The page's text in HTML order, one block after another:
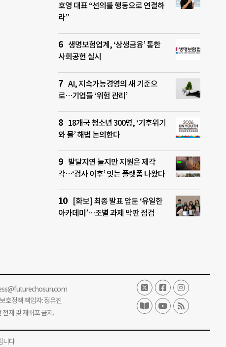
호영 대표 “선의를 행동으로 연결하
라”
생명보험업계, ‘상생금융’ 통한
사회공헌 실시
AI, 지속가능경영의 새 기준으
로…기업들 ‘위험 관리’
18개국 청소년 300명, ‘기후위기
와 물’ 해법 논의한다
발달지연 늘지만 지원은 제각
각…‘검사 이후’ 잇는 플랫폼 나왔다
[화보] 최종 발표 앞둔 ‘유일한
아카데미’…조별 과제 막판 점검
정책 책임자: 정유진
재 및 재배포 금지.
니다